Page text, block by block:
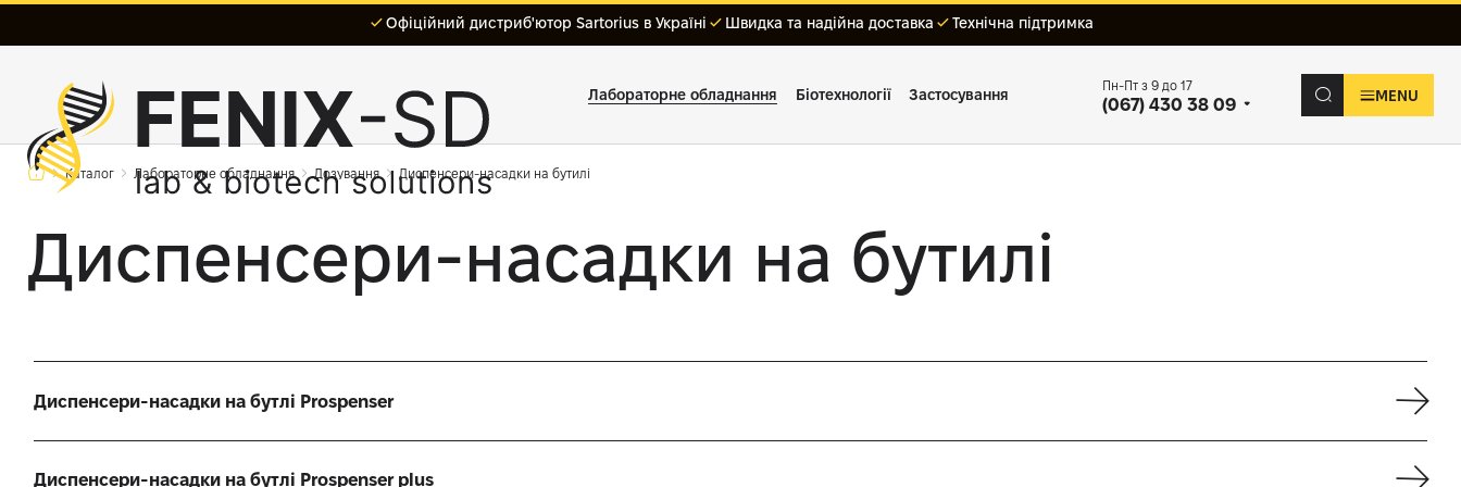
Офіційний дистриб'ютор Sartorius в Україні Швидка та надійна доставка Технічна підтримка
Лабораторне обладнання Біотехнології Застосування
Пн-Пт з 9 до 17
(067) 430 38 09 MENU
Каталог Лабораторне обладнання Дозування Диспенсери-насадки на бутилі
Диспенсери-насадки на бутилі
Диспенсери-насадки на бутлі Prospenser
Диспенсери-насадки на бутлі Prospenser plus